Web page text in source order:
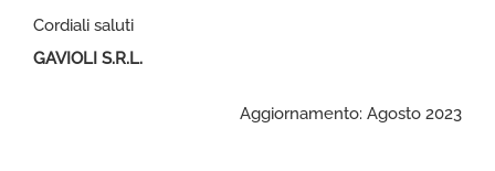
Cordiali saluti
GAVIOLI S.R.L.
Aggiornamento: Agosto 2023